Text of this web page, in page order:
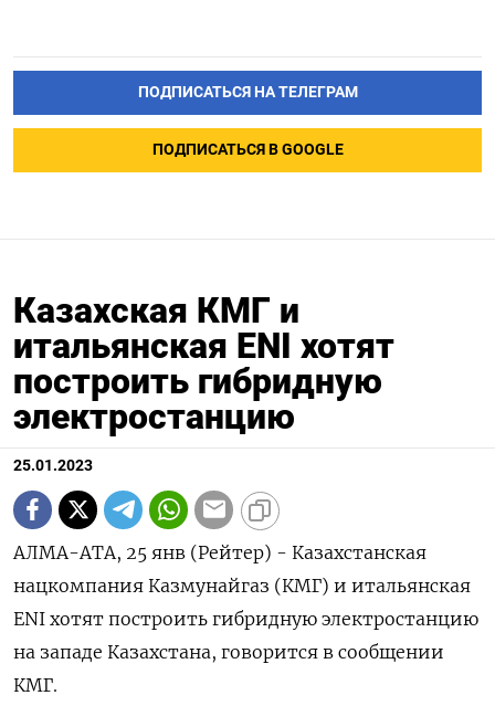
ПОДПИСАТЬСЯ НА ТЕЛЕГРАМ
ПОДПИСАТЬСЯ В GOOGLE
Казахская КМГ и
итальянская ENI хотят
построить гибридную
электростанцию
25.01.2023
АЛМА-АТА, 25 янв (Рейтер) - Казахстанская
нацкомпания Казмунайгаз (КМГ) и итальянская
ENI хотят построить гибридную электростанцию
на западе Казахстана, говорится в сообщении
КМГ.